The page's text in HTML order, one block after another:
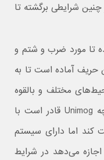
شرایطی برگشته تا
تا مورد ضرب و شتم و
آماده است تا به
مختلف و بالقوه
خطرناک را تحت کنترل دربیاورد. اگر چه Unimog قادر است با
حرکت کند اما دارای سیستم
می‌دهد در شرایط